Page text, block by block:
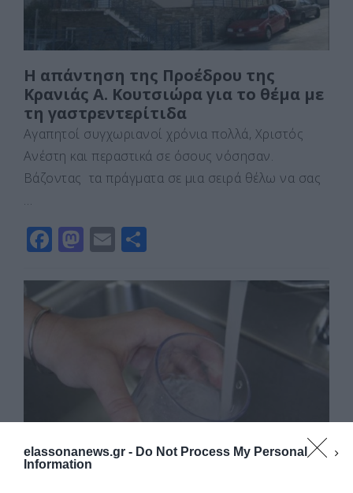
elassonanews.gr - Do Not Process My Personal
Information
Η απάντηση της Προέδρου της
Κρανιάς Α. Κουτσιώρα για το θέμα με
τη γαστρεντερίτιδα
Αγαπητοί συγχωριανοί χρόνια πολλά, Χριστός
Ανέστη και περαστικά σε όσους νόσησαν.
Βάζοντας τα πράγματα σε μια σειρά θέλω να σας
…
F
c
e
o
o
k
M
st
n
E
ai ρ
α
σ
ε